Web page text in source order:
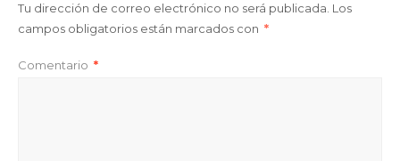
Tu dirección de correo electrónico no será publicada. Los
campos obligatorios están marcados con *
Comentario *